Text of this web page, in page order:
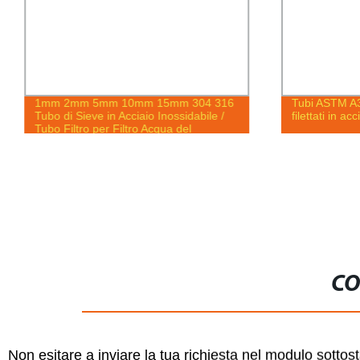
1mm 2mm 5mm 10mm 15mm 304 316
Tubo di Sieve in Acciaio Inossidabile /
Tubo Filtro per Filtro Acqua del
Tubi ASTM
filettati in
Non esitare a inviare la tua richiesta nel modulo